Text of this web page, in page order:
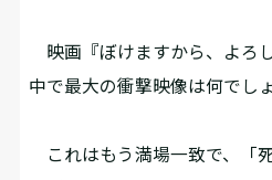
映画『ぼけますから、よろ
中で最大の衝撃映像は何でし
これはもう満場一致で、「